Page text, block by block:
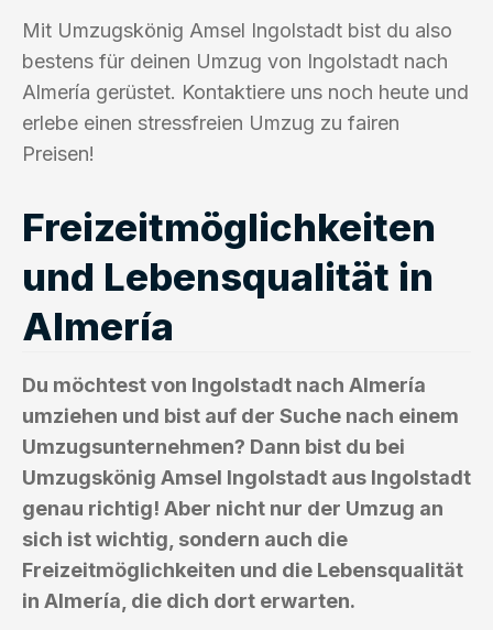
Mit Umzugskönig Amsel Ingolstadt bist du also
bestens für deinen Umzug von Ingolstadt nach
Almería gerüstet. Kontaktiere uns noch heute und
erlebe einen stressfreien Umzug zu fairen
Preisen!
Freizeitmöglichkeiten
und Lebensqualität in
Almería
Du möchtest von Ingolstadt nach Almería
umziehen und bist auf der Suche nach einem
Umzugsunternehmen? Dann bist du bei
Umzugskönig Amsel Ingolstadt aus Ingolstadt
genau richtig! Aber nicht nur der Umzug an
sich ist wichtig, sondern auch die
Freizeitmöglichkeiten und die Lebensqualität
in Almería, die dich dort erwarten.